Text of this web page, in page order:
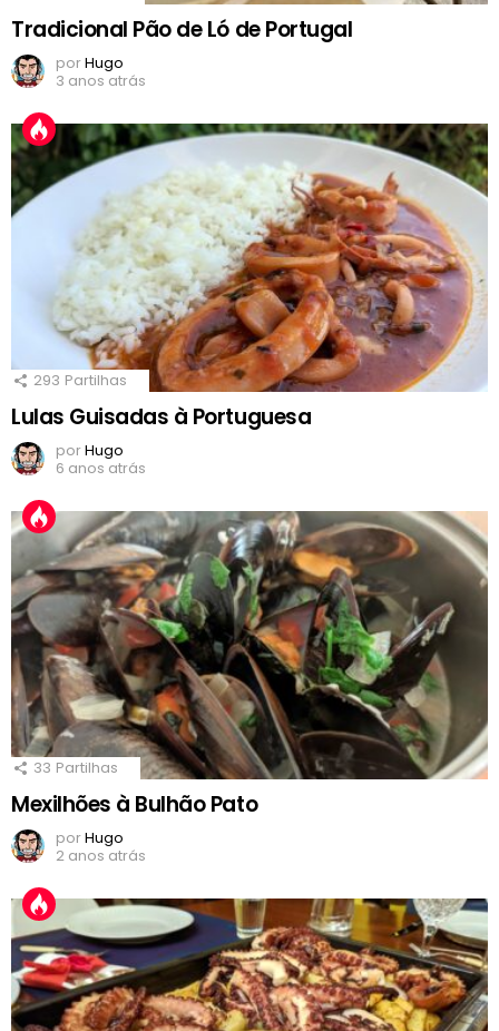
Tradicional Pão de Ló de Portugal
porHugo
3 anos atrás
293 Partilhas
Lulas Guisadas à Portuguesa
porHugo
6 anos atrás
33 Partilhas
Mexilhões à Bulhão Pato
porHugo
2 anos atrás